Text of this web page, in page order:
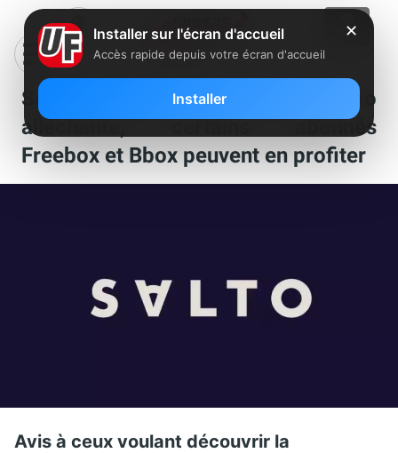
Salto propose une nouvelle promo
alléchante, certains abonnés
Freebox et Bbox peuvent en profiter
Avis à ceux voulant découvrir la
✕
Installer sur l'écran d'accueil
Accès rapide depuis votre écran d'accueil
Installer